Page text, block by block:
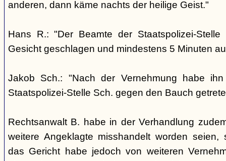
anderen, dann käme nachts der heilige Geist."
Hans R.: "Der Beamte der Staatspolizei-
Gesicht geschlagen und mindestens 5 Minuten
Jakob Sch.: "Nach der Vernehmung habe
Staatspolizei-Stelle Sch. gegen den Bauch
Rechtsanwalt B. habe in der Verhandlung
weitere Angeklagte misshandelt worden seien,
das Gericht habe jedoch von weiteren